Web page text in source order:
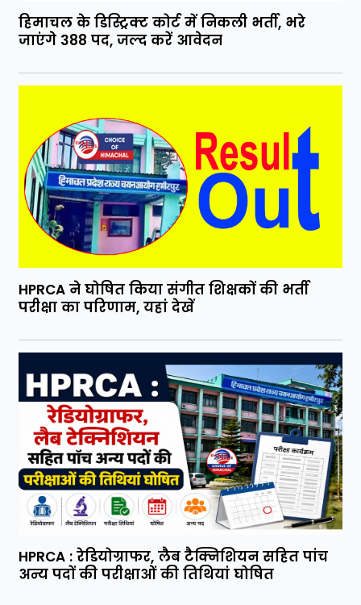
हिमाचल के डिस्ट्रिक्ट कोर्ट में निकली भर्ती, भरे
जाएंगे 388 पद, जल्द करें आवेदन
HPRCA ने घोषित किया संगीत शिक्षकों की भर्ती
परीक्षा का परिणाम, यहां देखें
HPRCA : रेडियोग्राफर, लैब टैक्निशियन सहित पांच
अन्य पदों की परीक्षाओं की तिथियां घोषित